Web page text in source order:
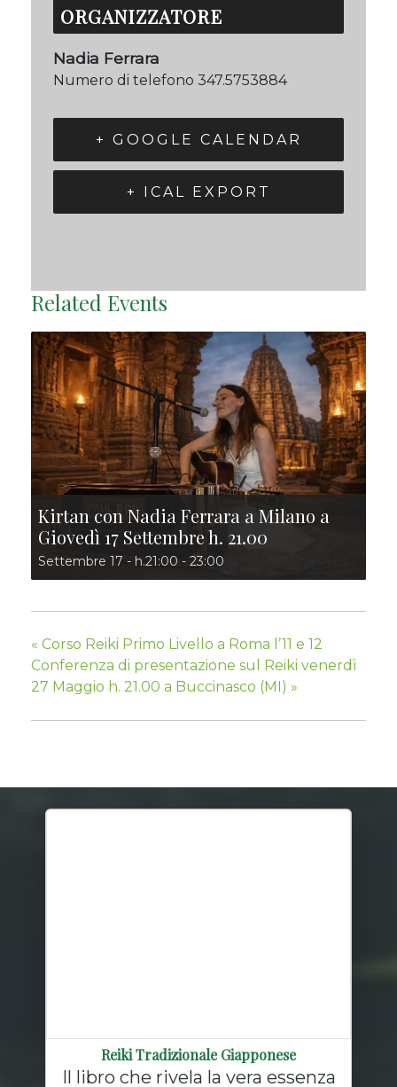
ORGANIZZATORE
Nadia Ferrara
Numero di telefono 347.5753884
+ GOOGLE CALENDAR
+ ICAL EXPORT
Related Events
Kirtan con Nadia Ferrara a Milano a
Giovedì 17 Settembre h. 21.00
Settembre 17 - h.21:00 - 23:00
« Corso Reiki Primo Livello a Roma l’11 e 12
Conferenza di presentazione sul Reiki venerdì
27 Maggio h. 21.00 a Buccinasco (MI) »
Reiki Tradizionale Giapponese
Il libro che rivela la vera essenza